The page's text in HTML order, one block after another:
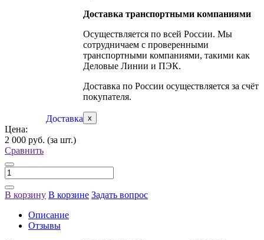
Доставка
Доставка транспортными компаниями
Осуществляется по всей России. Мы
сотрудничаем с проверенными
транспортными компаниями, такими как
Деловые Линии и ПЭК.
Доставка по России осуществляется за счёт
покупателя.
x
Цена:
2 000 руб. (за шт.)
Сравнить
В корзину В корзине Задать вопрос
Описание
Отзывы